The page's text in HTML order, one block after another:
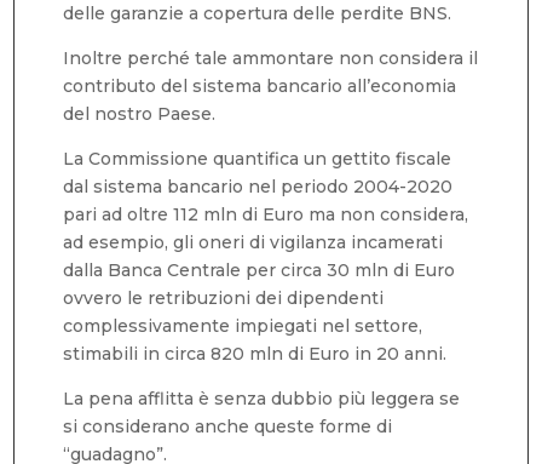
delle garanzie a copertura delle perdite BNS.
Inoltre perché tale ammontare non considera il
contributo del sistema bancario all’economia
del nostro Paese.
La Commissione quantifica un gettito fiscale
dal sistema bancario nel periodo 2004-2020
pari ad oltre 112 mln di Euro ma non considera,
ad esempio, gli oneri di vigilanza incamerati
dalla Banca Centrale per circa 30 mln di Euro
ovvero le retribuzioni dei dipendenti
complessivamente impiegati nel settore,
stimabili in circa 820 mln di Euro in 20 anni.
La pena afflitta è senza dubbio più leggera se
si considerano anche queste forme di
“guadagno”.